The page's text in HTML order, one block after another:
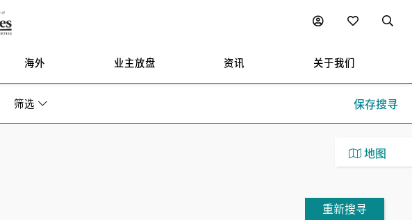
海外 业主放盘 资讯 关于我们
筛选 保存搜寻
地图
重新搜寻